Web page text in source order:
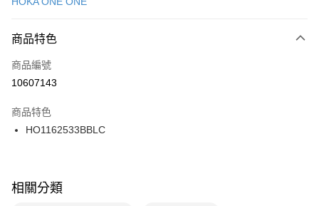
商品特色
商品編號
10607143
商品特色
HO1162533BBLC
相關分類